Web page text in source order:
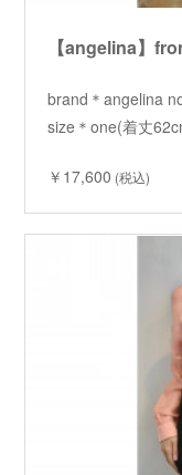
brand＊angelina
size＊one(着丈
￥17,600 (税込)